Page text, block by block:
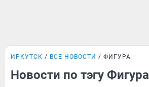
ИРКУТСК ВСЕ НОВОСТИ ФИГУРА
Новости по тэгу Фигура